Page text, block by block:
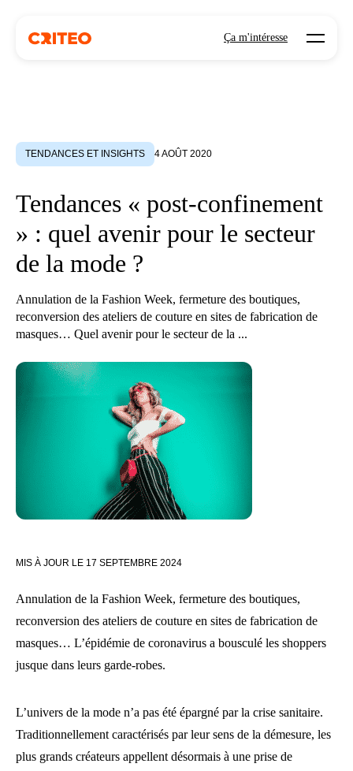
Ça m'intéresse Open
TENDANCES ET INSIGHTS 4 AOÛT 2020
Tendances « post-confinement
» : quel avenir pour le secteur
de la mode ?
Annulation de la Fashion Week, fermeture des boutiques,
reconversion des ateliers de couture en sites de fabrication de
masques… Quel avenir pour le secteur de la ...
MIS À JOUR LE 17 SEPTEMBRE 2024
Annulation de la Fashion Week, fermeture des boutiques,
reconversion des ateliers de couture en sites de fabrication de
masques… L’épidémie de coronavirus a bousculé les shoppers
jusque dans leurs garde-robes.
L’univers de la mode n’a pas été épargné par la crise sanitaire.
Traditionnellement caractérisés par leur sens de la démesure, les
plus grands créateurs appellent désormais à une prise de